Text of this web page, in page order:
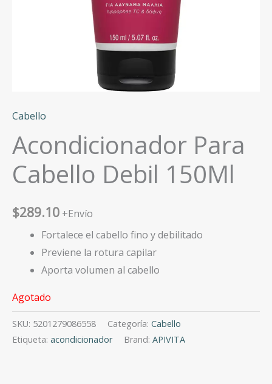
Cabello
Acondicionador Para
Cabello Debil 150Ml
$289.10 +Envío
Fortalece el cabello fino y debilitado
Previene la rotura capilar
Aporta volumen al cabello
Agotado
SKU: 5201279086558 Categoría: Cabello
Etiqueta: acondicionador Brand: APIVITA